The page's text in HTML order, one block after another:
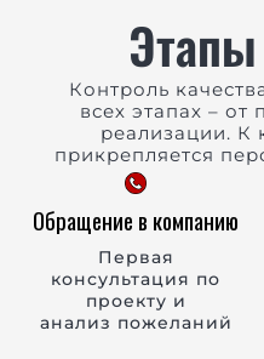
Контроль
всех этапах – от
реализации. К
прикрепляется
Обращение в компанию
Первая
консультация по
проекту и
анализ пожеланий